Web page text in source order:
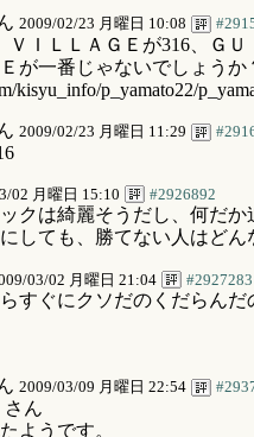
2009/02/23 月曜日 10:08
ＶＩＬＬＡＧＥが316、Ｇ
が一番じゃないでしょうか
kisyu_info/p_yamato22/
2009/02/23 月曜日 11:29
02 月曜日 15:10 #2926892
クは綺麗そうだし、何だか
しても、勝てない人はど
03/02 月曜日 21:04 #2927283
すぐにクソだのくだらん
2009/03/09 月曜日 22:54
さん
ようです。